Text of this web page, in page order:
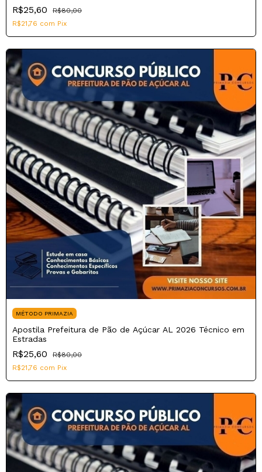
R$25,60
R$80,00
R$21,76 com Pix
MÉTODO PRIMAZIA
Apostila Prefeitura de Pão de Açúcar AL 2026 Técnico em
Estradas
R$25,60
R$80,00
R$21,76 com Pix